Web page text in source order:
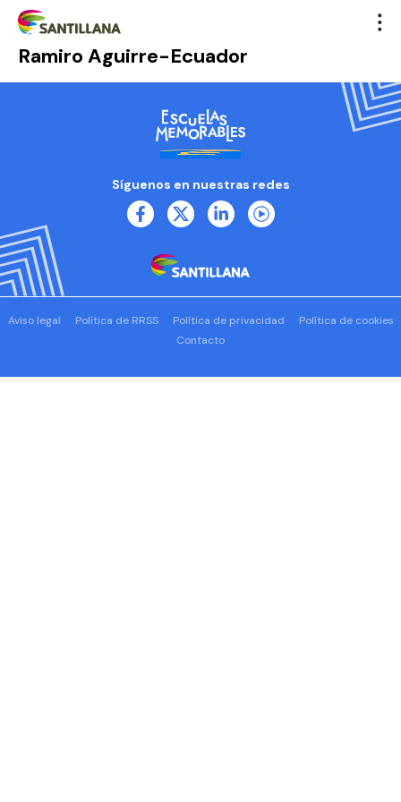
Ramiro Aguirre-Ecuador
Síguenos en nuestras redes
Aviso legal Política de RRSS Política de privacidad
Política de cookies
Contacto